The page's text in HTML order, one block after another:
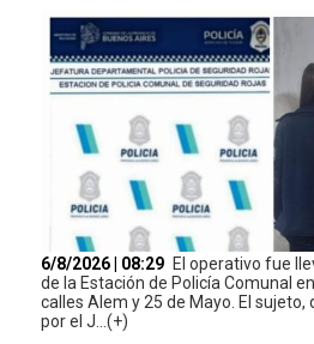
6/8/2026 | 08:29 El operativo fue
de la Estación de Policía Comunal
calles Alem y 25 de Mayo. El sujeto,
por el J...(+)